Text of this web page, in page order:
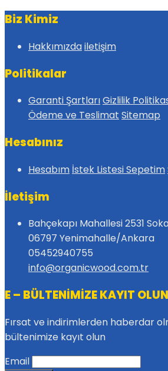
Biz Kimiz
Hakkımızdailetişim
Politikalar
Garanti ŞartlarıGizlilik
Ödeme ve Teslimat Sitemap
Hesabınız
Hesabım İstek ListesiSepetim
İletişim
Bahçekapı Mahallesi 2531
06797 Yenimahalle/Ankara
05452940755
info@organicwood.com.tr
E – BÜLTENİMİZE KAYIT OLUN
Fırsat ve indirimlerden haberdar
bültenimize kayıt olun
Email